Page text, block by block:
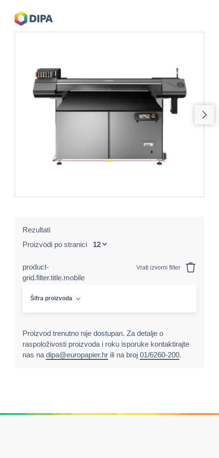
Rezultati
Proizvodi po stranici
product-
grid.filter.title.mobile
Vrati izvorni filter
Šifra proizvoda
Proizvod trenutno nije dostupan. Za detalje o
raspoloživosti proizvoda i roku isporuke kontaktirajte
nas na dipa@europapier.hr ili na broj 01/6260-200.